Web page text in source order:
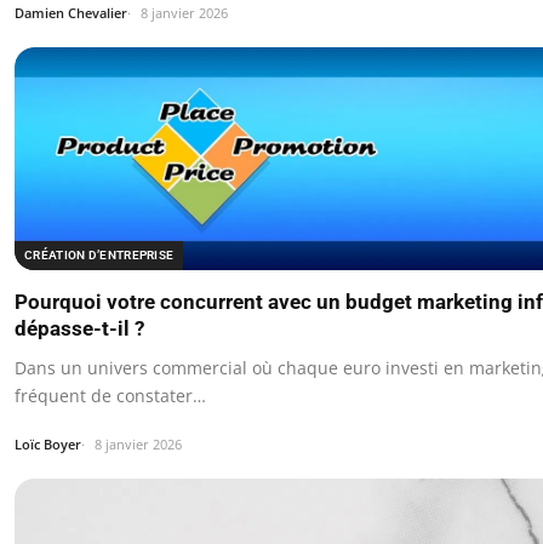
Damien Chevalier 8 janvier 2026
CRÉATION D’ENTREPRISE
Pourquoi votre concurrent avec un budget marketing
dépasse-t-il ?
Dans un univers commercial où chaque euro investi en
fréquent de constater…
Loïc Boyer 8 janvier 2026